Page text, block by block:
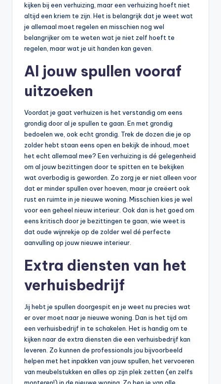
kijken bij een verhuizing, maar een verhuizing hoeft niet
altijd een kriem te zijn. Het is belangrijk dat je weet wat
je allemaal moet regelen en misschien nog wel
belangrijker om te weten wat je niet zelf hoeft te
regelen, maar wat je uit handen kan geven.
Al jouw spullen vooraf
uitzoeken
Voordat je gaat verhuizen is het verstandig om eens
grondig door al je spullen te gaan. En met grondig
bedoelen we, ook echt grondig. Trek de dozen die je op
zolder hebt staan eens open en bekijk de inhoud, moet
het echt allemaal mee? Een verhuizing is dé gelegenheid
om al jouw bezittingen door te spitten en te bekijken
wat overbodig is geworden. Zo zorg je er niet alleen voor
dat er minder spullen over hoeven, maar je creëert ook
rust en ruimte in je nieuwe woning. Misschien kies je wel
voor een geheel nieuw interieur. Ook dan is het goed om
eens kritisch door je bezittingen te gaan, wie weet is
dat oude wijnrekje op de zolder wel dé perfecte
aanvulling op jouw nieuwe interieur.
Extra diensten van het
verhuisbedrijf
Jij hebt je spullen doorgespit en je weet nu precies wat
er over moet naar je nieuwe woning. Dan is het tijd om
een verhuisbedrijf in te schakelen. Het is handig om te
kijken naar de extra diensten die een verhuisbedrijf kan
leveren. Zo kunnen de professionals jou bijvoorbeeld
helpen met het inpakken van jouw spullen, het vervoeren
van meubelstukken en alles op zijn plek zetten (en zelfs
monteren!) in de nieuwe woning. Zo ben je van alle